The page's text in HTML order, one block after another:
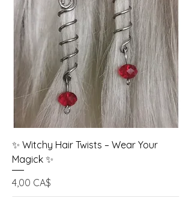
✨ Witchy Hair Twists – Wear Your
Magick ✨
Prezzo
4,00 CA$